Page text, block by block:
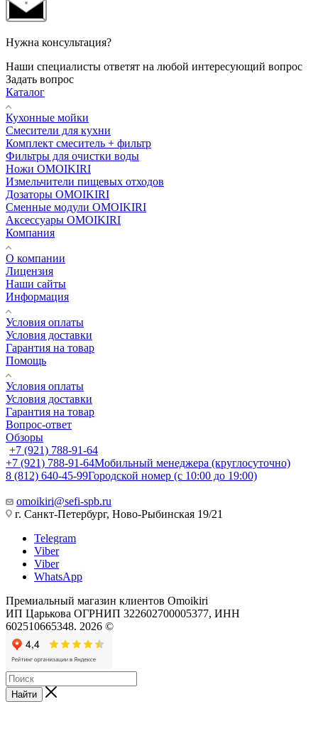
Нужна консультация?
Наши специалисты ответят на любой интересующий вопрос
Задать вопрос
Каталог
Кухонные мойки
Смесители для кухни
Комплект смеситель + фильтр
Фильтры для очистки воды
Ножи OMOIKIRI
Измельчители пищевых отходов
Дозаторы OMOIKIRI
Cменные модули OMOIKIRI
Аксессуары OMOIKIRI
Компания
О компании
Лицензия
Наши сайты
Информация
Условия оплаты
Условия доставки
Гарантия на товар
Помощь
Условия оплаты
Условия доставки
Гарантия на товар
Вопрос-ответ
Обзоры
+7 (921) 788-91-64
+7 (921) 788-91-64Мобильный менеджера (круглосуточно)
8 (812) 640-45-99Городской номер (с 10:00 до 19:00)
omoikiri@sefi-spb.ru
г. Санкт-Петербург, Ново-Рыбинская 19/21
Telegram
Viber
Viber
WhatsApp
Премиальный магазин клиентов Omoikiri
ИП Царькова ОГРНИП 322602700005377, ИНН
602510665348. 2026 ©
Найти